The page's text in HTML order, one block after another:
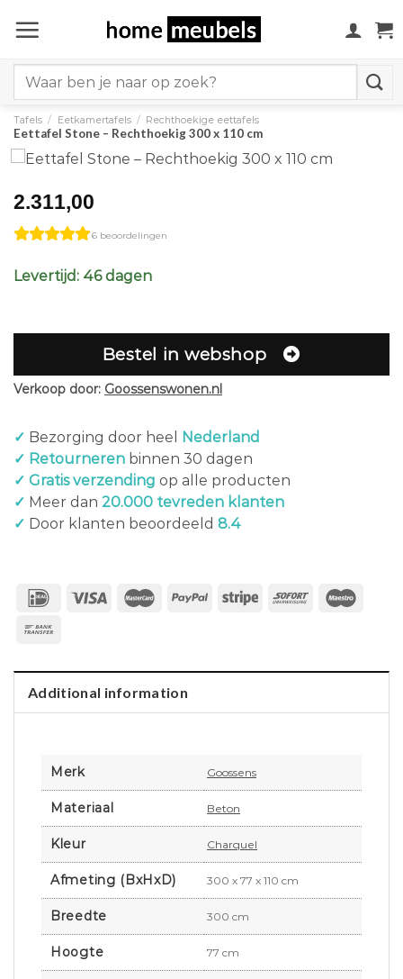
naar
for:
Tafels / Eetkamertafels / Rechthoekige eettafels
Eettafel Stone – Rechthoekig 300 x 110 cm
2.311,00
6 beoordelingen
Levertijd: 46 dagen
Bestel in webshop
Verkoop door: Goossenswonen.nl
✓ Bezorging door heel
Nederland
✓ Retourneren binnen 30 dagen
✓ Gratis verzending op alle producten
✓ Meer dan 20.000 tevreden klanten
✓ Door klanten beoordeeld 8.4
Additional information
Merk Goossens
Materiaal Beton
Kleur Charquel
Afmeting (BxHxD) 300 x 77 x 110 cm
Breedte 300 cm
Hoogte 77 cm